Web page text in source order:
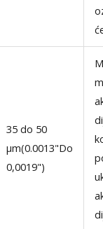
35 do 50
μm(0.0013"Do
0,0019")